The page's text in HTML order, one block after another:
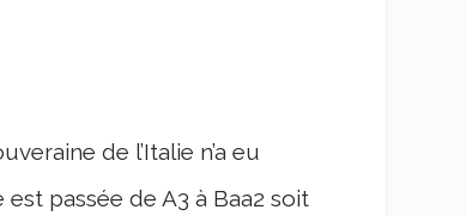
de l’Italie n’a eu
passée de A3 à Baa2 soit